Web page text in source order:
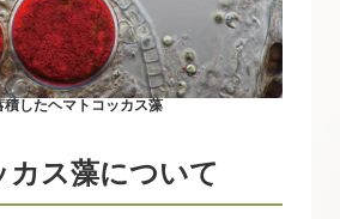
したヘマトコッカス藻
ス藻について